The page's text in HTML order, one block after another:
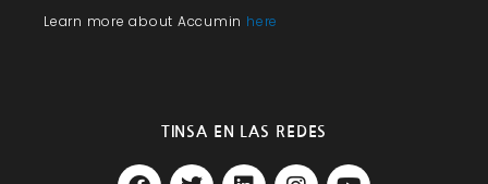
Learn more about Accumin here
TINSA EN LAS REDES
F
T
L
I
Y